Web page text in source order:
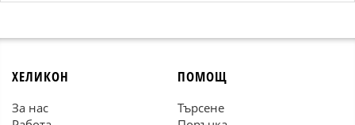
ХЕЛИКОН
За нас
ПОМОЩ
Търсене